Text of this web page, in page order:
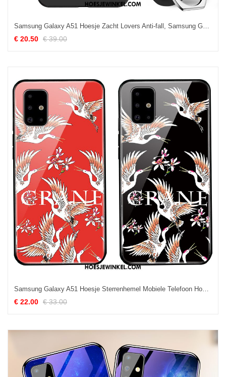
Samsung Galaxy A51 Hoesje Zacht Lovers Anti-fall, Samsung Galaxy A51 Hoesje Ster Bescherming
€ 20.50 € 39.00
Samsung Galaxy A51 Hoesje Sterrenhemel Mobiele Telefoon Hoes, Samsung Galaxy A51 Hoesje Zwart Hard
€ 22.00 € 33.00